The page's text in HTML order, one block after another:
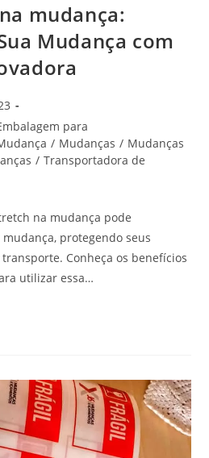
mudança:
Mudança com
para
/ Mudanças / Mudanças
/ Transportadora de
na mudança pode
protegendo seus
Conheça os benefícios
utilizar essa…